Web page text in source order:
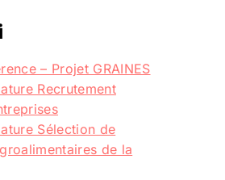
– Projet GRAINES
Recrutement
Sélection de
de la